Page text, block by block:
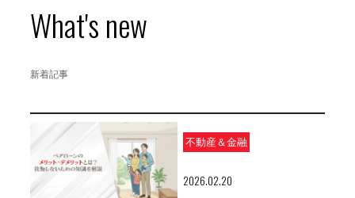
What's new
新着記事
不動産＆金融
2026.02.20